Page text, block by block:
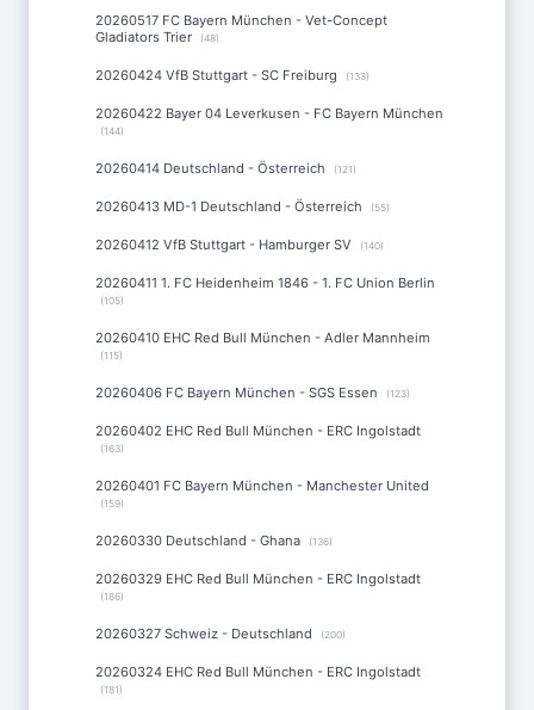
20260517 FC Bayern München - Vet-Concept
Gladiators Trier
(48)
20260424 VfB Stuttgart - SC Freiburg (133)
20260422 Bayer 04 Leverkusen - FC Bayern München
(144)
20260414 Deutschland - Österreich (121)
20260413 MD-1 Deutschland - Österreich (55)
20260412 VfB Stuttgart - Hamburger SV (140)
20260411 1. FC Heidenheim 1846 - 1. FC Union Berlin
(105)
20260410 EHC Red Bull München - Adler Mannheim
(115)
20260406 FC Bayern München - SGS Essen (123)
20260402 EHC Red Bull München - ERC Ingolstadt
(163)
20260401 FC Bayern München - Manchester United
(159)
20260330 Deutschland - Ghana (136)
20260329 EHC Red Bull München - ERC Ingolstadt
(186)
20260327 Schweiz - Deutschland (200)
20260324 EHC Red Bull München - ERC Ingolstadt
(181)